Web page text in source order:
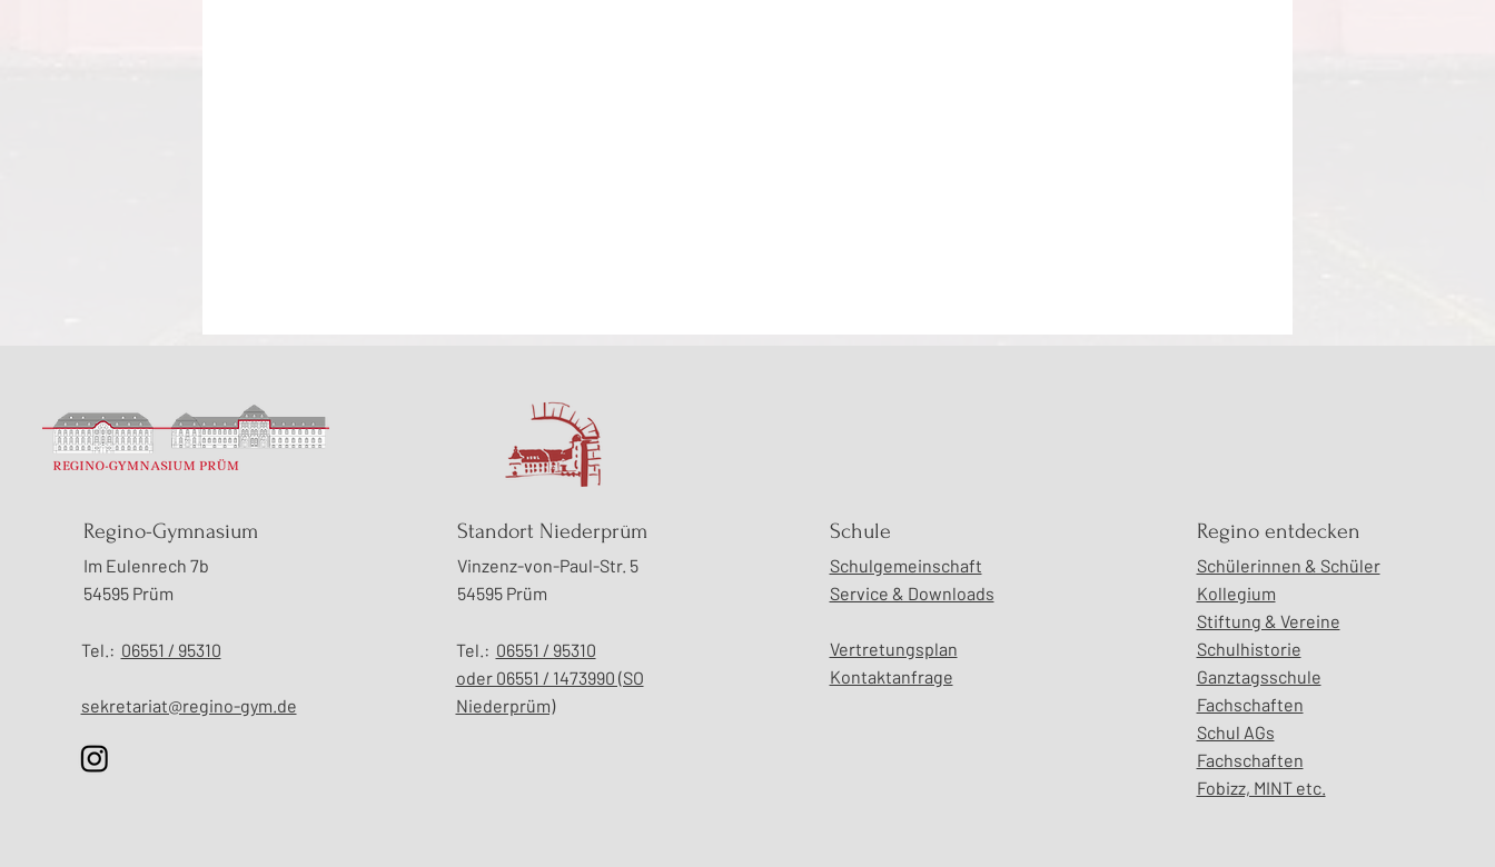
Stadtentwicklung vor Ort
erleben – Exkursion der
Erdkunde-Leistungskurse
Make Mythos Great Again
zwei Frauen für die Rechte
der „Untouchables“ in
Regino-Gymnasium
Im Eulenrech 7b
54595 Prüm
Tel.: 06551 / 95310
​sekretariat@regino-gym.de
Standort Niederprüm
Vinzenz-von-Paul-Str. 5
54595 Prüm
Tel.: 06551 / 95310
oder 06551 / 1473990 (SO
Niederprüm)
Schule
Schulgemeinschaft
Service & Downloads
Vertretungsplan
Kontaktanfrage
Regino entdecken
Schülerinnen & Schüler
Kollegium
Stiftung & Vereine
Schulhistorie
Ganztagsschule
Fachschaften
Schul AGs
Fachschaften
Fobizz, MINT etc.​